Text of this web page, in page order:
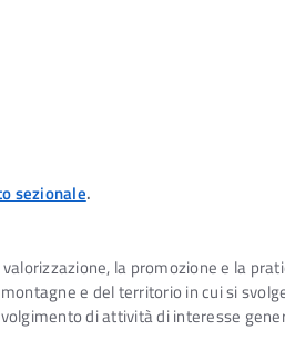
sezionale.
valorizzazione, la promozione e la
e del territorio in cui si
di attività di interesse